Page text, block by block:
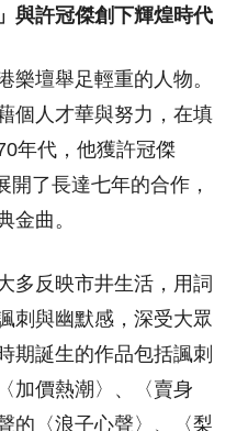
與許冠傑創下輝煌時代
樂壇舉足輕重的人物。
個人才華與努力，在填
年代，他獲許冠傑
開了長達七年的合作，
金曲。
多反映市井生活，用詞
刺與幽默感，深受大眾
期誕生的作品包括諷刺
加價熱潮〉、〈賣身
的〈浪子心聲〉、〈梨